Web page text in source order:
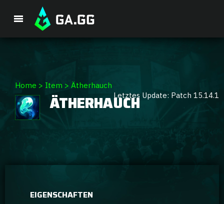
Spieler-Analyse
Home > Item > Ätherhauch
Letztes Update: Patch 15.14.1
ÄTHERHAUCH
EIGENSCHAFTEN